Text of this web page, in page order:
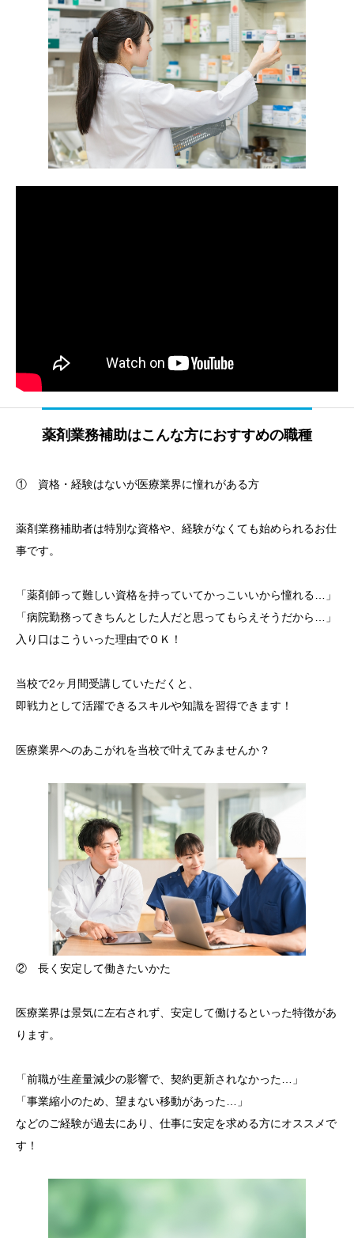
薬剤業務補助はこんな方におすすめの職種
① 資格・経験はないが医療業界に憧れがある方
薬剤業務補助者は特別な資格や、経験がなくても始められるお仕
事です。
「薬剤師って難しい資格を持っていてかっこいいから憧れる…」
「病院勤務ってきちんとした人だと思ってもらえそうだから…」
入り口はこういった理由でＯＫ！
当校で2ヶ月間受講していただくと、
即戦力として活躍できるスキルや知識を習得できます！
医療業界へのあこがれを当校で叶えてみませんか？
② 長く安定して働きたいかた
医療業界は景気に左右されず、安定して働けるといった特徴があ
ります。
「前職が生産量減少の影響で、契約更新されなかった…」
「事業縮小のため、望まない移動があった…」
などのご経験が過去にあり、仕事に安定を求める方にオススメで
す！